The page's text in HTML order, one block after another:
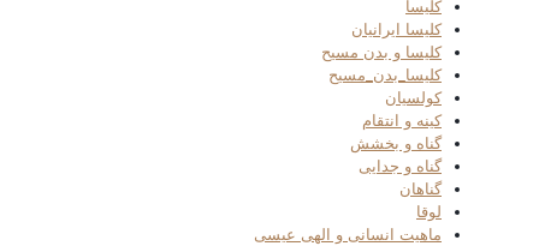
کلیسا
کلیسا ایرانیان
کلیسا و بدن مسیح
کلیسا_بدن_مسیح
کولسیان
کینه و انتقام
گناه و بخشش
گناه و جدایی
گناهان
لوقا
ماهیت انسانی و الهی عیسی